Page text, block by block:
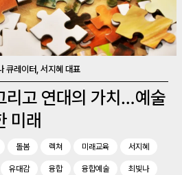
큐레이터, 서지혜 대표
리고 연대의 가치…예술
미래
돌봄 렉쳐 미래교육 서지혜
유대감 융합 융합예술 최빛나